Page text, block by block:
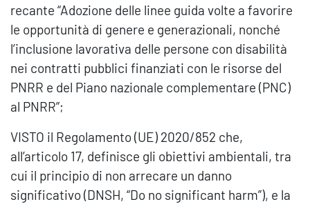
recante “Adozione delle linee guida volte a favorire
le opportunità di genere e generazionali, nonché
l’inclusione lavorativa delle persone con disabilità
nei contratti pubblici finanziati con le risorse del
PNRR e del Piano nazionale complementare (PNC)
al PNRR”;
VISTO il Regolamento (UE) 2020/852 che,
all’articolo 17, definisce gli obiettivi ambientali, tra
cui il principio di non arrecare un danno
significativo (DNSH, “Do no significant harm”), e la